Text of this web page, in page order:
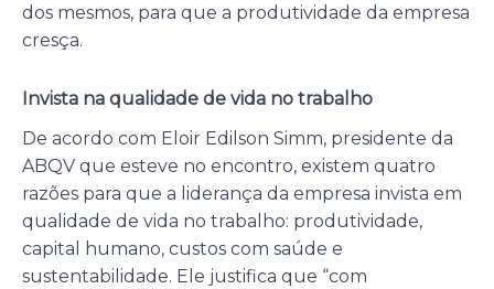
dos mesmos, para que a produtividade da empresa
cresça.
Invista na qualidade de vida no trabalho
De acordo com Eloir Edilson Simm, presidente da
ABQV que esteve no encontro, existem quatro
razões para que a liderança da empresa invista em
qualidade de vida no trabalho: produtividade,
capital humano, custos com saúde e
sustentabilidade. Ele justifica que “com